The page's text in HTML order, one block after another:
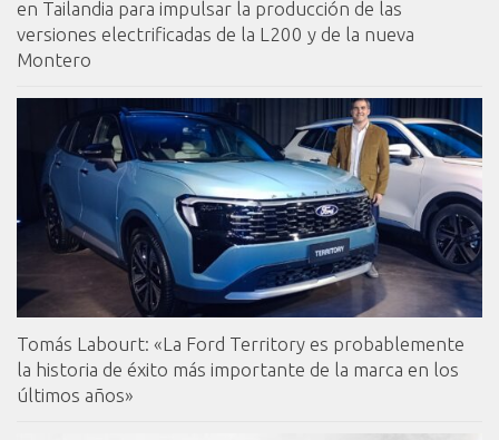
en Tailandia para impulsar la producción de las
versiones electrificadas de la L200 y de la nueva
Montero
Tomás Labourt: «La Ford Territory es probablemente
la historia de éxito más importante de la marca en los
últimos años»